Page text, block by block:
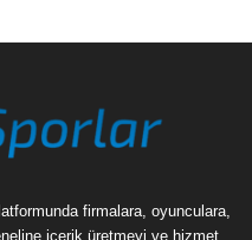
firmalara, oyunculara,
içerik üretmeyi ve hizmet